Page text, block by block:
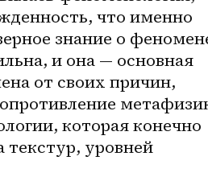
что именно
знание о
и она — основная
от своих причин,
которая конечно
текстур, уровней